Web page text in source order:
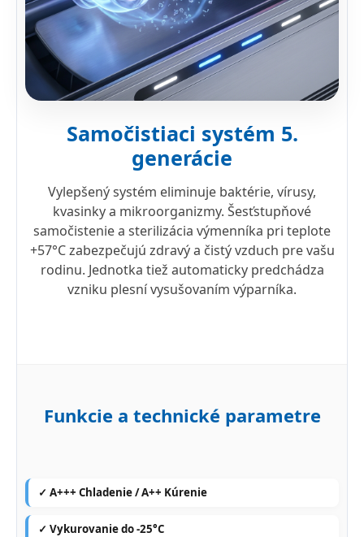
Samočistiaci systém 5.
generácie
Vylepšený systém eliminuje baktérie, vírusy,
kvasinky a mikroorganizmy. Šesťstupňové
samočistenie a sterilizácia výmenníka pri teplote
+57°C zabezpečujú zdravý a čistý vzduch pre vašu
rodinu. Jednotka tiež automaticky predchádza
vzniku plesní vysušovaním výparníka.
Funkcie a technické parametre
✓ A+++ Chladenie / A++ Kúrenie
✓ Vykurovanie do -25°C